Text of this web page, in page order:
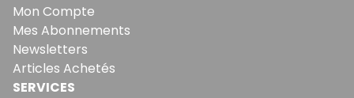
Mon Compte
Mes Abonnements
Newsletters
Articles Achetés
SERVICES